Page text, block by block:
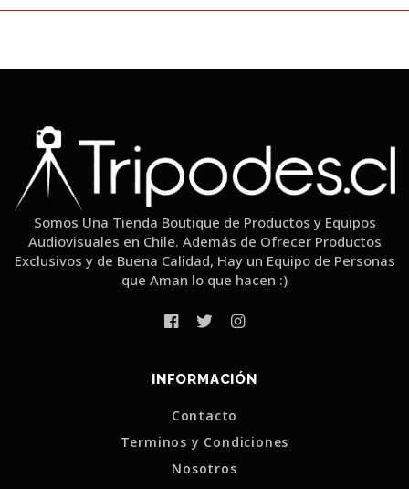
Somos Una Tienda Boutique de Productos y Equipos
Audiovisuales en Chile. Además de Ofrecer Productos
Exclusivos y de Buena Calidad, Hay un Equipo de Personas
que Aman lo que hacen :)
INFORMACIÓN
Contacto
Terminos y Condiciones
Nosotros